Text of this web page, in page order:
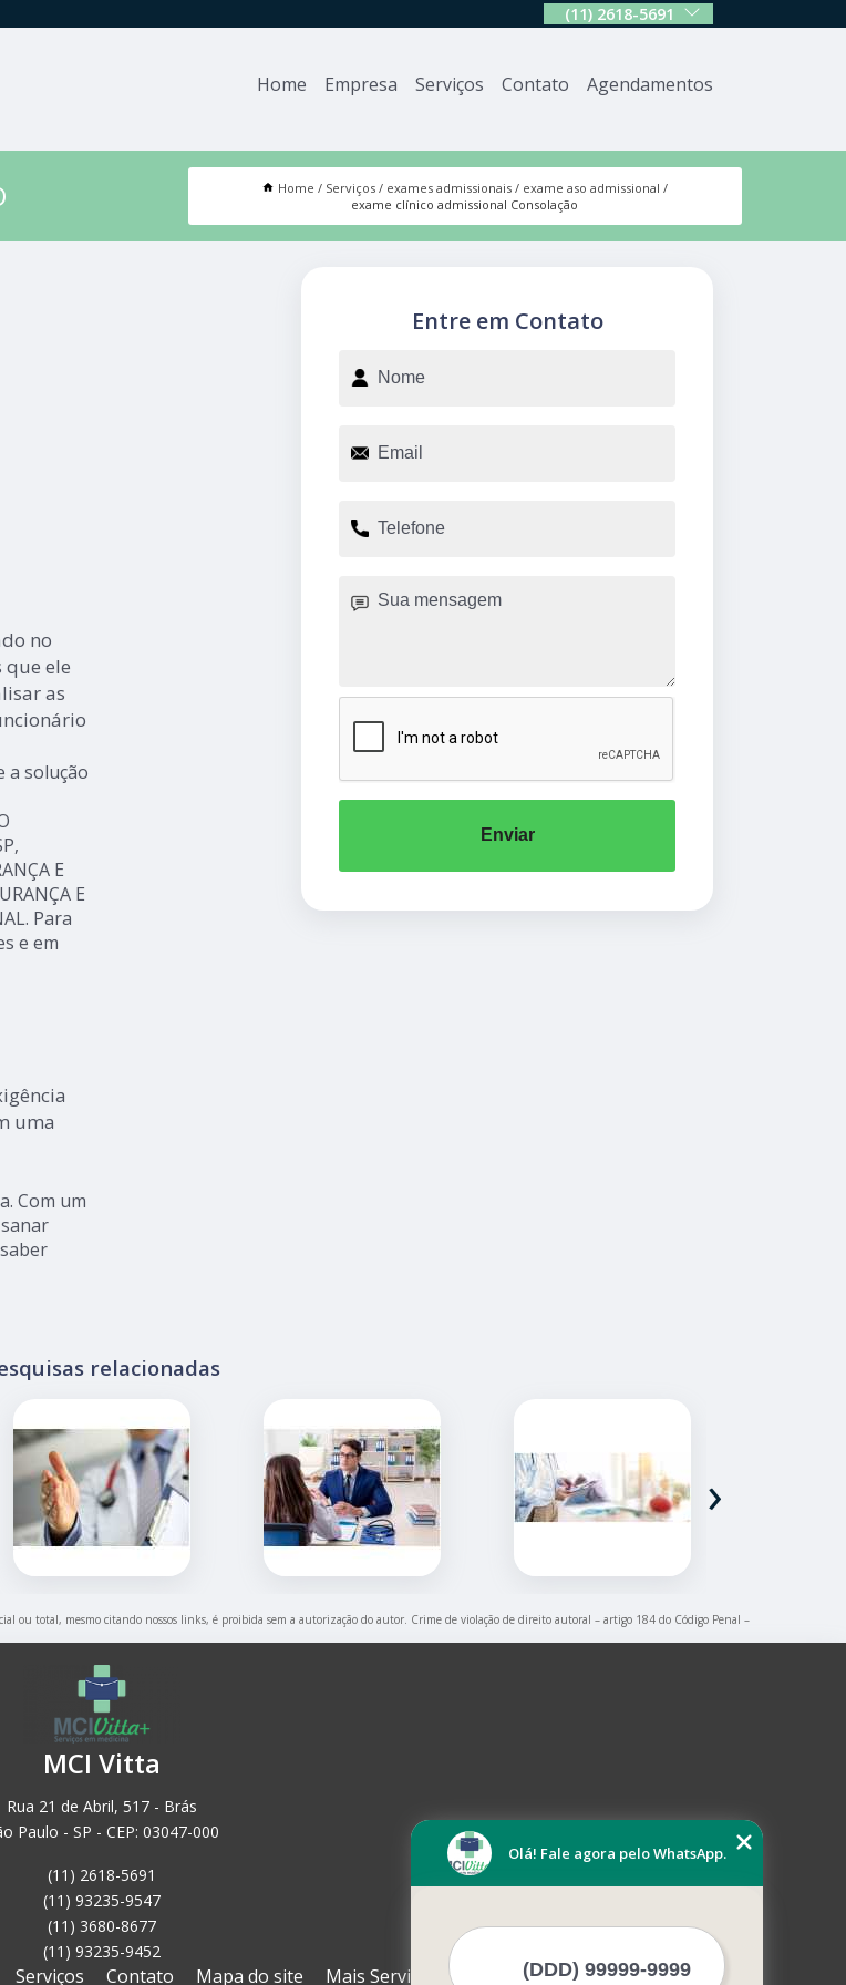
(11) 2618-5691
Home Empresa Serviços Contato Agendamentos
Home Serviços exames admissionais
exame aso admissional
exame clínico admissional Consolação
no
ele
as
a solução
E
E
Para
e em
uma
Com um
Entre em Contato
Enviar
relacionadas
›
ou total, mesmo citando nossos links, é proibida sem a autorização do autor. Crime de violação de direito autoral – artigo 184 do Código Penal –
MCI Vitta
Rua 21 de Abril, 517 - Brás
Paulo - SP - CEP: 03047-000
(11) 2618-5691
(11) 93235-9547
(11) 3680-8677
(11) 93235-9452
Serviços Contato Mapa do site Mais Serviços
Olá! Fale agora pelo WhatsApp.